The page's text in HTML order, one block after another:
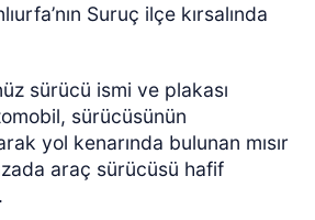
Suruç ilçe kırsalında
sürücü ismi ve plakası
sürücüsünün
yol kenarında bulunan mısır
araç sürücüsü hafif